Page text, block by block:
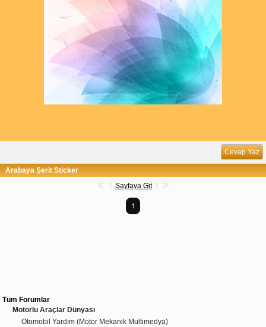
Cevap Yaz
Arabaya Şerit Sticker
Sayfaya Git
1
Tüm Forumlar
Motorlu Araçlar Dünyası
Otomobil Yardım (Motor Mekanik Multimedya)